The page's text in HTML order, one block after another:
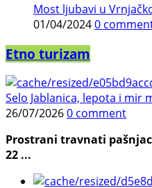
Most ljubavi u
01/04/20240
Etno turizam
Selo Jablanica, lepota i mir
26/07/20260 comment
Prostrani travnati
22 ...